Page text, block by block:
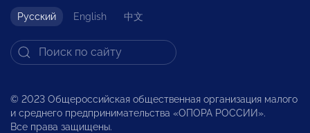
Русский English 中文
© 2023 Общероссийская общественная организация малого
и среднего предпринимательства «ОПОРА РОССИИ».
Все права защищены.